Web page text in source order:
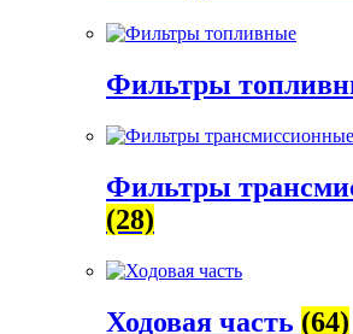
Фильтры
Фильтры
(28)
Ходовая часть (64)